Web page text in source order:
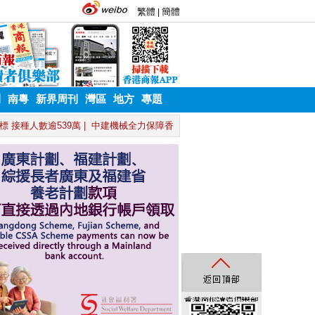
南粵 新界周刊 灣區 地方 專題